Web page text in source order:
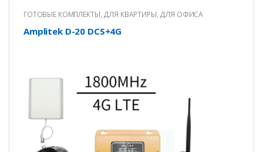
ГОТОВЫЕ КОМПЛЕКТЫ, ДЛЯ КВАРТИРЫ, ДЛЯ ОФИСА
Amplitek D-20 DCS+4G